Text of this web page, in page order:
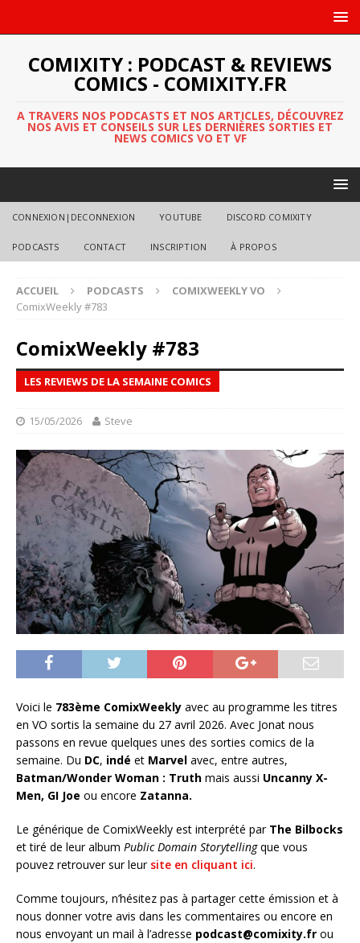
COMIXITY : PODCAST & REVIEWS
COMICS - COMIXITY.FR
A TRAVERS NOS PODCASTS ET NOS ARTICLES, DÉCOUVREZ
NOS AVIS ET CONSEILS SUR LES DERNIÈRES SORTIES ET
NEWS COMICS VO ET VF
CONNEXION|DECONNEXION YOUTUBE DISCORD COMIXITY
PODCASTS CONTACT INSCRIPTION À PROPOS
ACCUEIL PODCASTS
COMIXWEEKLY VO
ComixWeekly #783
ComixWeekly #783
LES REVIEWS DE LA SEMAINE COMICS
15/05/2026 Steve
Voici le 783ème ComixWeekly avec au programme les titres
en VO sortis la semaine du 27 avril 2026. Avec Jonat nous
passons en revue quelques unes des sorties comics de la
semaine. Du DC, indé et Marvel avec, entre autres,
Batman/Wonder Woman : Truth mais aussi Uncanny X-
Men, GI Joe ou encore Zatanna.
Le générique de ComixWeekly est interprété par The Bilbocks
et tiré de leur album Public Domain Storytellingque vous
pouvez retrouver sur leur site en cliquant ici.
Comme toujours, n’hésitez pas à partager cette émission et à
nous donner votre avis dans les commentaires ou encore en
nous envoyant un mail à l’adresse podcast@comixity.fr ou